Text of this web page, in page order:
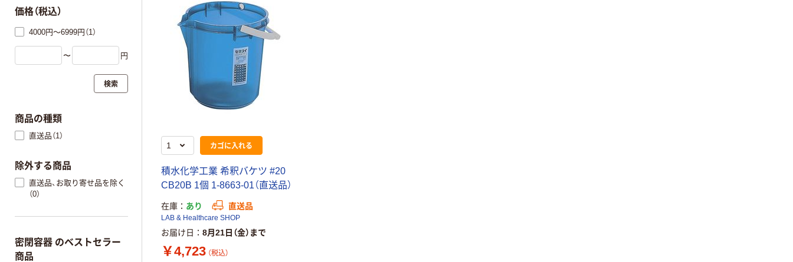
カゴに入れる
積水化学工業 希釈バケツ #20
CB20B 1個 1-8663-01（直送品）
在庫 あり 直送品
LAB & Healthcare SHOP
お届け日 8月21日（金）まで
￥4,723 （税込）
価格（税込）
4000円～6999円（1）
〜 円
検索
商品の種類
直送品（1）
除外する商品
直送品、お取り寄せ品を除く
（0）
密閉容器 のベストセラー
商品